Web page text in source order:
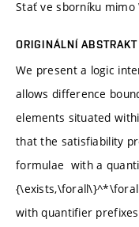
Stať ve sborníku mimo
ORIGINÁLNÍ ABSTRAKT
We present a logic
allows difference
elements situated
that the satisfiability
formulae with a
with quantifier